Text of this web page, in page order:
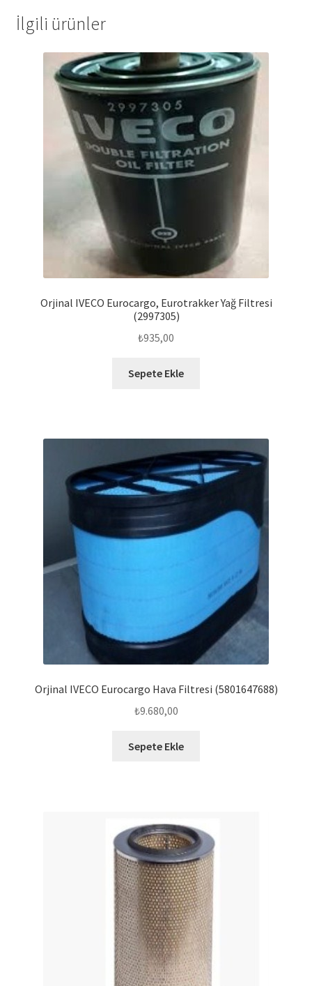
İlgili ürünler
Orjinal IVECO Eurocargo, Eurotrakker Yağ Filtresi
(2997305)
₺935,00
Sepete Ekle
Orjinal IVECO Eurocargo Hava Filtresi (5801647688)
₺9.680,00
Sepete Ekle